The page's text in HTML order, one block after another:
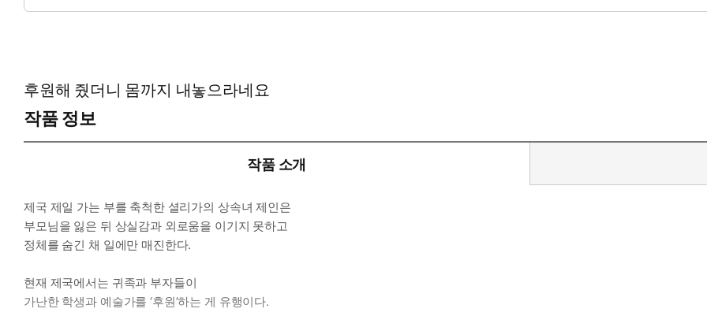
후원해 줬더니 몸까지 내놓으라네요
작품 정보
작품 소개
제국 제일 가는 부를 축척한 셜리가의 상속녀 제인은
부모님을 잃은 뒤 상실감과 외로움을 이기지 못하고
정체를 숨긴 채 일에만 매진한다.
현재 제국에서는 귀족과 부자들이
가난한 학생과 예술가를 ‘후원’하는 게 유행이다.